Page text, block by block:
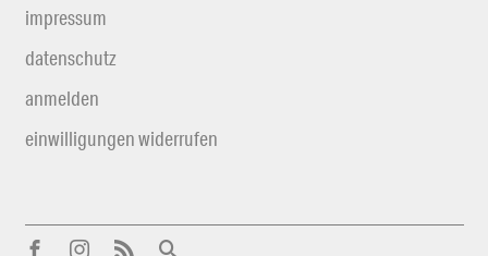
impressum
datenschutz
anmelden
einwilligungen widerrufen